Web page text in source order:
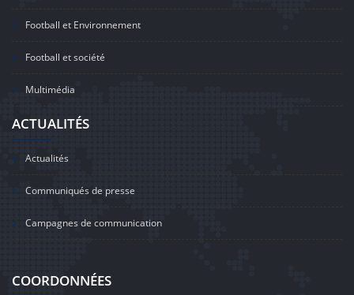
Football et Environnement
Football et société
Multimédia
ACTUALITÉS
Actualités
Communiqués de presse
Campagnes de communication
COORDONNÉES